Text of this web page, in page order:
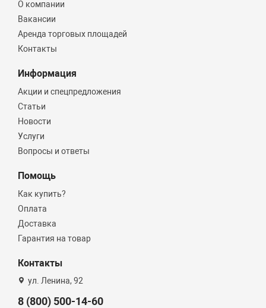
О компании
Вакансии
Аренда торговых площадей
Контакты
Информация
Акции и спецпредложения
Статьи
Новости
Услуги
Вопросы и ответы
Помощь
Как купить?
Оплата
Доставка
Гарантия на товар
Контакты
ул. Ленина, 92
8 (800) 500-14-60